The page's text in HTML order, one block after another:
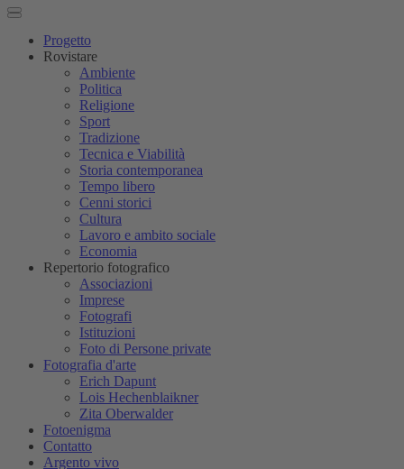
Progetto
Rovistare
Ambiente
Politica
Religione
Sport
Tradizione
Tecnica e Viabilità
Storia contemporanea
Tempo libero
Cenni storici
Cultura
Lavoro e ambito sociale
Economia
Repertorio fotografico
Associazioni
Imprese
Fotografi
Istituzioni
Foto di Persone private
Fotografia d'arte
Erich Dapunt
Lois Hechenblaikner
Zita Oberwalder
Fotoenigma
Contatto
Argento vivo